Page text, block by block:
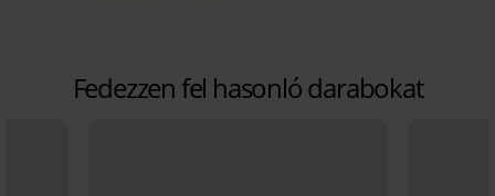
Fedezzen fel hasonló darabokat